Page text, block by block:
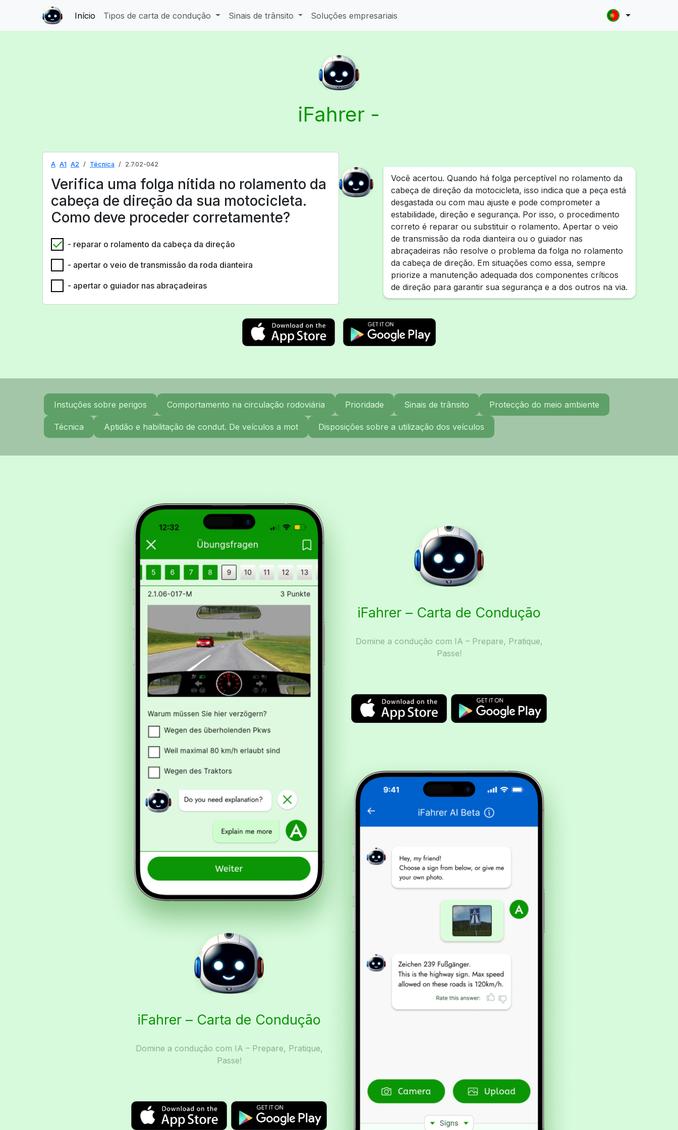
Início Tipos de carta de condução Sinais de trânsito Soluções empresariais
iFahrer -
A A1 A2 Técnica 2.7.02-042
Verifica uma folga nítida no rolamento da
cabeça de direção da sua motocicleta.
Como deve proceder corretamente?
- reparar o rolamento da cabeça da direção
- apertar o veio de transmissão da roda dianteira
- apertar o guiador nas abraçadeiras
Você acertou. Quando há folga perceptível no rolamento da
cabeça de direção da motocicleta, isso indica que a peça está
desgastada ou com mau ajuste e pode comprometer a
estabilidade, direção e segurança. Por isso, o procedimento
correto é reparar ou substituir o rolamento. Apertar o veio
de transmissão da roda dianteira ou o guiador nas
abraçadeiras não resolve o problema da folga no rolamento
da cabeça de direção. Em situações como essa, sempre
priorize a manutenção adequada dos componentes críticos
de direção para garantir sua segurança e a dos outros na via.
Instuções sobre perigos Comportamento na circulação rodoviária Prioridade Sinais de trânsito Protecção do meio ambiente
Técnica Aptidão e habilitação de condut. De veículos a mot Disposições sobre a utilização dos veículos
iFahrer – Carta de Condução
Domine a condução com IA – Prepare, Pratique,
Passe!
iFahrer – Carta de Condução
Domine a condução com IA – Prepare, Pratique,
Passe!